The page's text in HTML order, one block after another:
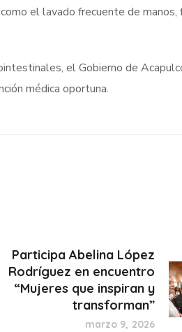
el lavado frecuente de manos,
el Gobierno de
médica oportuna.
Participa Abelina López
Rodríguez en encuentro
“Mujeres que inspiran y
transforman”
marzo 9, 2026